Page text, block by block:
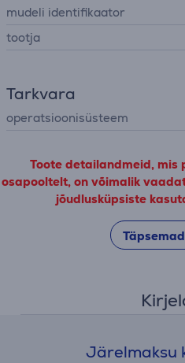
mudeli identifikaator
tootja
Tarkvara
operatsioonisüsteem
Toote detailandmeid,
osapooltelt, on võimalik
jõudlusküpsiste
Järelmaksu